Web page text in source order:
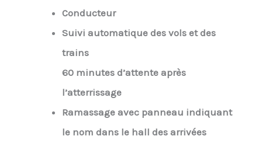
Conducteur
Suivi automatique des vols et des
trains
60 minutes d’attente après
l’atterrissage
Ramassage avec panneau indiquant
le nom dans le hall des arrivées